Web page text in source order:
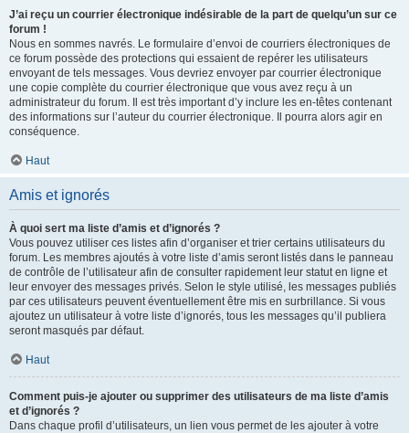
J’ai reçu un courrier électronique indésirable de la part de quelqu’un sur ce
forum !
Nous en sommes navrés. Le formulaire d’envoi de courriers électroniques de
ce forum possède des protections qui essaient de repérer les utilisateurs
envoyant de tels messages. Vous devriez envoyer par courrier électronique
une copie complète du courrier électronique que vous avez reçu à un
administrateur du forum. Il est très important d’y inclure les en-têtes contenant
des informations sur l’auteur du courrier électronique. Il pourra alors agir en
conséquence.
Haut
Amis et ignorés
À quoi sert ma liste d’amis et d’ignorés ?
Vous pouvez utiliser ces listes afin d’organiser et trier certains utilisateurs du
forum. Les membres ajoutés à votre liste d’amis seront listés dans le panneau
de contrôle de l’utilisateur afin de consulter rapidement leur statut en ligne et
leur envoyer des messages privés. Selon le style utilisé, les messages publiés
par ces utilisateurs peuvent éventuellement être mis en surbrillance. Si vous
ajoutez un utilisateur à votre liste d’ignorés, tous les messages qu’il publiera
seront masqués par défaut.
Haut
Comment puis-je ajouter ou supprimer des utilisateurs de ma liste d’amis
et d’ignorés ?
Dans chaque profil d’utilisateurs, un lien vous permet de les ajouter à votre